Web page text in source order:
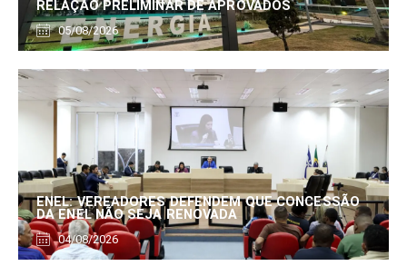
RELAÇÃO PRELIMINAR DE APROVADOS
05/08/2026
ENEL: VEREADORES DEFENDEM QUE CONCESSÃO
DA ENEL NÃO SEJA RENOVADA
04/08/2026